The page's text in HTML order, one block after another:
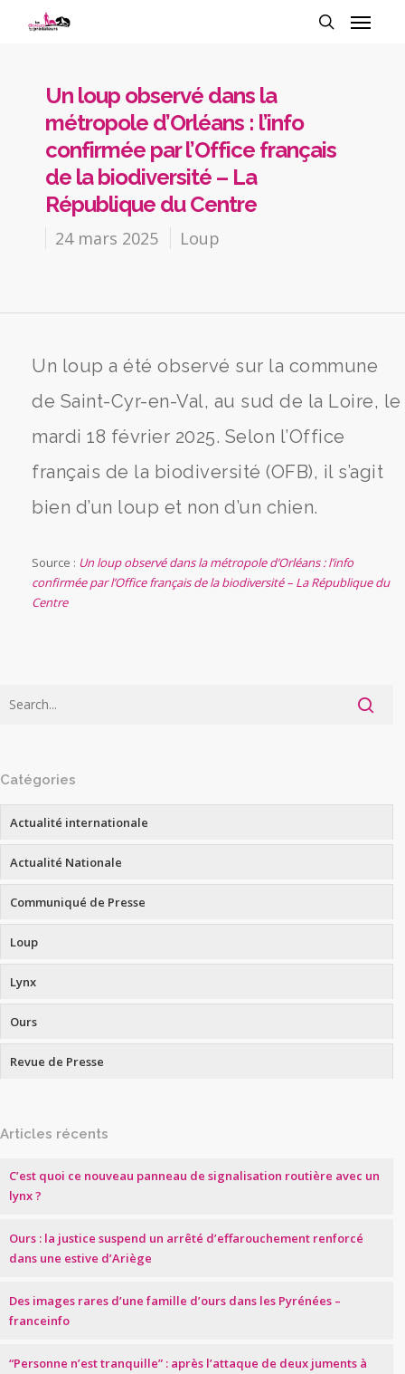
Un loup observé dans la
métropole d’Orléans : l’info
confirmée par l’Office français
de la biodiversité – La
République du Centre
24 mars 2025 Loup
Un loup a été observé sur la commune
de Saint-Cyr-en-Val, au sud de la Loire, le
mardi 18 février 2025. Selon l’Office
français de la biodiversité (OFB), il s’agit
bien d’un loup et non d’un chien.
Source : Un loup observé dans la métropole d’Orléans : l’info
confirmée par l’Office français de la biodiversité – La République du
Centre
Catégories
Actualité internationale
Actualité Nationale
Communiqué de Presse
Loup
Lynx
Ours
Revue de Presse
Articles récents
C’est quoi ce nouveau panneau de signalisation routière avec un
lynx ?
Ours : la justice suspend un arrêté d’effarouchement renforcé
dans une estive d’Ariège
Des images rares d’une famille d’ours dans les Pyrénées –
franceinfo
“Personne n’est tranquille” : après l’attaque de deux juments à